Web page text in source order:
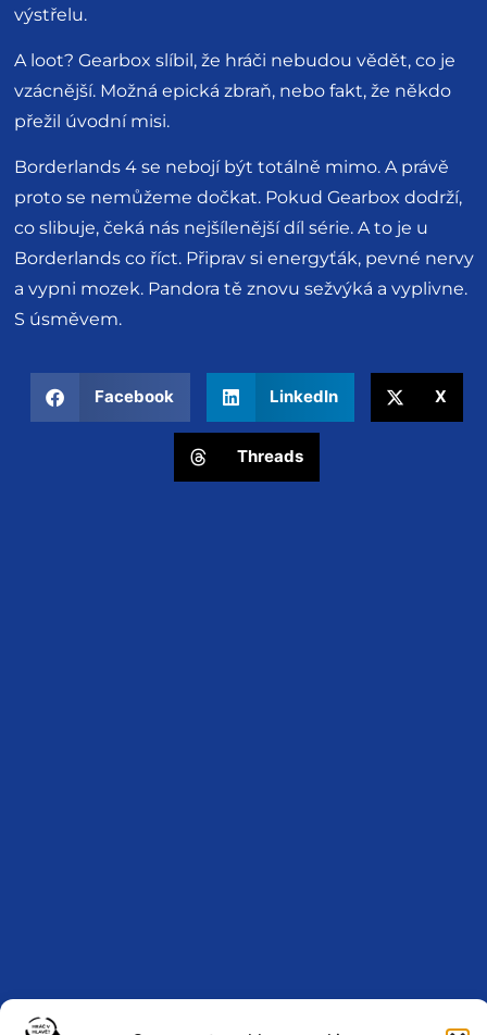
výstřelu.
A loot? Gearbox slíbil, že hráči nebudou vědět, co je
vzácnější. Možná epická zbraň, nebo fakt, že někdo
přežil úvodní misi.
Borderlands 4 se nebojí být totálně mimo. A právě
proto se nemůžeme dočkat. Pokud Gearbox dodrží,
co slibuje, čeká nás nejšílenější díl série. A to je u
Borderlands co říct. Připrav si energyťák, pevné nervy
a vypni mozek. Pandora tě znovu sežvýká a vyplivne.
S úsměvem.
Facebook LinkedIn X
Threads